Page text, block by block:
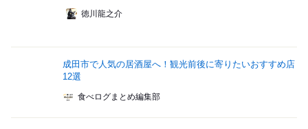
徳川龍之介
成田市で人気の居酒屋へ！観光前後に寄りたいおすすめ店
12選
食べログまとめ編集部